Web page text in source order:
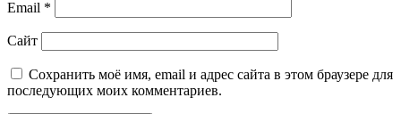
Email *
Сайт
Сохранить моё имя, email и адрес сайта в этом браузере для
последующих моих комментариев.